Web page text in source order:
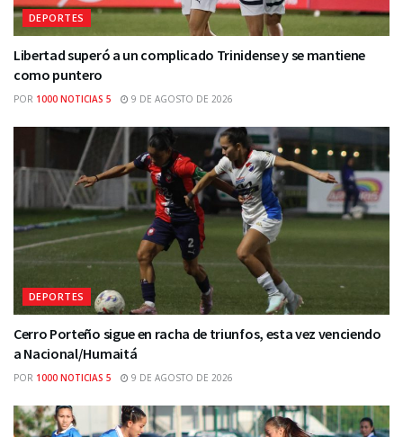
DEPORTES
Libertad superó a un complicado Trinidense y se mantiene
como puntero
POR 1000 NOTICIAS 5 9 DE AGOSTO DE 2026
DEPORTES
Cerro Porteño sigue en racha de triunfos, esta vez venciendo
a Nacional/Humaitá
POR 1000 NOTICIAS 5 9 DE AGOSTO DE 2026